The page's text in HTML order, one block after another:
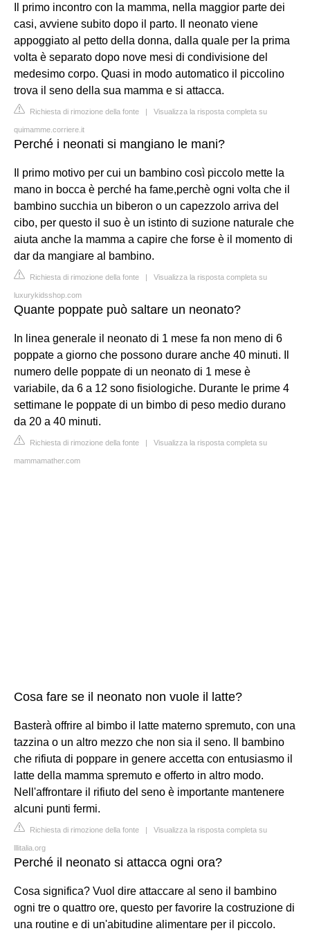
Il primo incontro con la mamma, nella maggior parte dei
casi, avviene subito dopo il parto. Il neonato viene
appoggiato al petto della donna, dalla quale per la prima
volta è separato dopo nove mesi di condivisione del
medesimo corpo. Quasi in modo automatico il piccolino
trova il seno della sua mamma e si attacca.
Richiesta di rimozione della fonte | Visualizza la risposta completa su
quimamme.corriere.it
Perché i neonati si mangiano le mani?
Il primo motivo per cui un bambino così piccolo mette la
mano in bocca è perché ha fame,perchè ogni volta che il
bambino succhia un biberon o un capezzolo arriva del
cibo, per questo il suo è un istinto di suzione naturale che
aiuta anche la mamma a capire che forse è il momento di
dar da mangiare al bambino.
Richiesta di rimozione della fonte | Visualizza la risposta completa su
luxurykidsshop.com
Quante poppate può saltare un neonato?
In linea generale il neonato di 1 mese fa non meno di 6
poppate a giorno che possono durare anche 40 minuti. Il
numero delle poppate di un neonato di 1 mese è
variabile, da 6 a 12 sono fisiologiche. Durante le prime 4
settimane le poppate di un bimbo di peso medio durano
da 20 a 40 minuti.
Richiesta di rimozione della fonte | Visualizza la risposta completa su
mammamather.com
Cosa fare se il neonato non vuole il latte?
Basterà offrire al bimbo il latte materno spremuto, con una
tazzina o un altro mezzo che non sia il seno. Il bambino
che rifiuta di poppare in genere accetta con entusiasmo il
latte della mamma spremuto e offerto in altro modo.
Nell'affrontare il rifiuto del seno è importante mantenere
alcuni punti fermi.
Richiesta di rimozione della fonte | Visualizza la risposta completa su
lllitalia.org
Perché il neonato si attacca ogni ora?
Cosa significa? Vuol dire attaccare al seno il bambino
ogni tre o quattro ore, questo per favorire la costruzione di
una routine e di un'abitudine alimentare per il piccolo.